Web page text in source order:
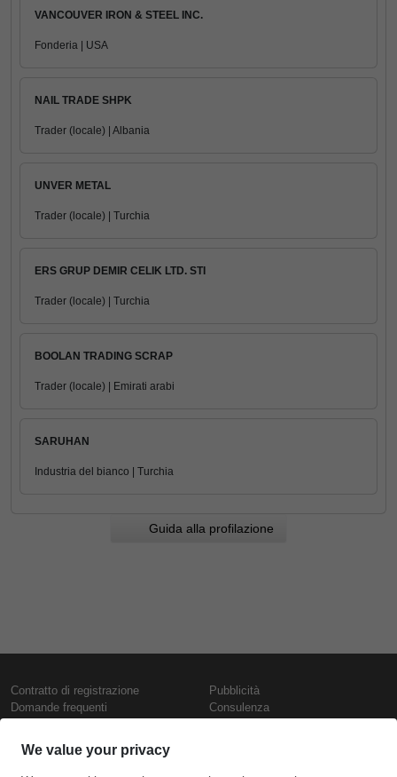
VANCOUVER IRON & STEEL INC.
Fonderia | USA
NAIL TRADE SHPK
Trader (locale) | Albania
UNVER METAL
Trader (locale) | Turchia
ERS GRUP DEMIR CELIK LTD. STI
Trader (locale) | Turchia
BOOLAN TRADING SCRAP
Trader (locale) | Emirati arabi
SARUHAN
Industria del bianco | Turchia
Guida alla profilazione
Contratto di registrazione
Domande frequenti
Presentazione
Contattaci
Pubblicità
Consulenza